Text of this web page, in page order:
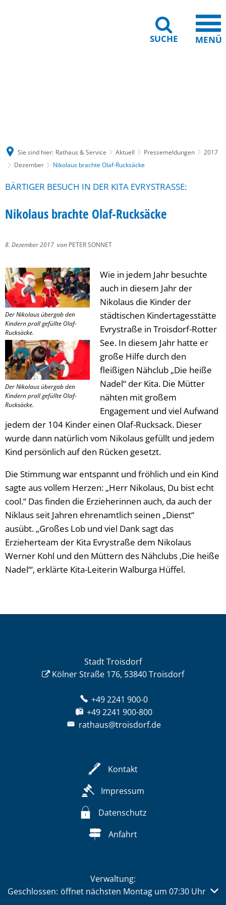
SUCHE MENÜ
Sie sind hier: Rathaus & Service Aktuell Pressemeldungen
2017
Dezember
Nikolaus brachte Olaf-Rucksäcke
BÄRTIGER BESUCH IN DER KITA EVRYSTRASSE:
Nikolaus brachte Olaf-Rucksäcke
8. Dezember 2017 von PETER SONNET
Der Nikolaus übergab den
Kindern prall gefüllte Olaf-
Rucksäcke.
Der Nikolaus übergab den
Kindern prall gefüllte Olaf-
Rucksäcke.
Wie in jedem Jahr besuchte
auch in diesem Jahr der
Nikolaus die Kinder der
städtischen Kindertagesstätte
Evrystraße in Troisdorf-Rotter
See. In diesem Jahr hatte er
große Hilfe durch den
fleißigen Nähclub „Die heiße
Nadel“ der Kita. Die Mütter
nähten mit großem
Engagement und viel Aufwand
jedem der 104 Kinder einen Olaf-Rucksack. Dieser
wurde dann natürlich vom Nikolaus gefüllt und jedem
Kind persönlich auf den Rücken gesetzt.
Die Stimmung war entspannt und fröhlich und ein Kind
sagte aus vollem Herzen: „Herr Nikolaus, Du bist echt
cool.“ Das finden die Erzieherinnen auch, da auch der
Niklaus seit Jahren ehrenamtlich seinen „Dienst“
ausübt. „Großes Lob und viel Dank sagt das
Erzieherteam der Kita Evrystraße dem Nikolaus
Werner Kohl und den Müttern des Nähclubs ‚Die heiße
Nadel‘“, erklärte Kita-Leiterin Walburga Hüffel.
Stadt Troisdorf
Kölner Straße 176, 53840 Troisdorf
+49 2241 900-0
+49 2241 900-800
rathaus@troisdorf.de
Kontakt
Impressum
Datenschutz
Anfahrt
Verwaltung:
Klicken, um weitere Öffnungs- oder Schließzeiten
Geschlossen: öffnet nächsten Montag um 07:30 Uhr